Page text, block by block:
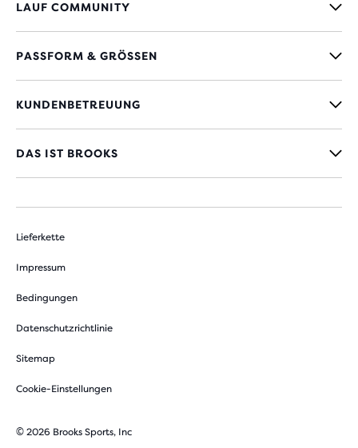
LAUF COMMUNITY
PASSFORM & GRÖSSEN
KUNDENBETREUUNG
DAS IST BROOKS
Lieferkette
Impressum
Bedingungen
Datenschutzrichtlinie
Sitemap
Cookie-Einstellungen
© 2026 Brooks Sports, Inc